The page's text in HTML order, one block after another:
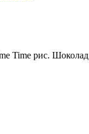
Time рис. Шоколад